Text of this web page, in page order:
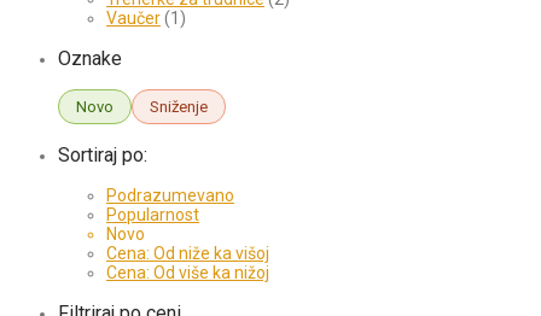
Vaučer(1)
Oznake
Novo Sniženje
Sortiraj po:
Podrazumevano
Popularnost
Novo
Cena: Od niže ka višoj
Cena: Od više ka nižoj